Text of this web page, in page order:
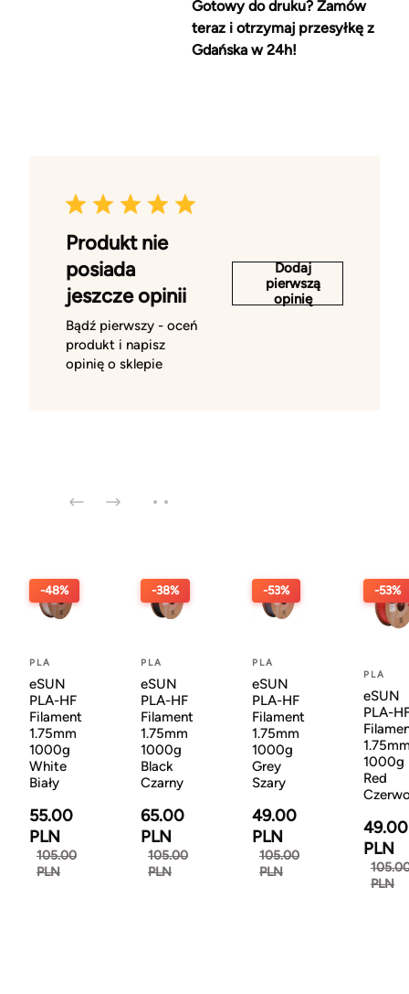
Gotowy do druku? Zamów
teraz i otrzymaj przesyłkę z
Gdańska w 24h!
Produkt nie
posiada
jeszcze opinii
Bądź pierwszy - oceń
produkt i napisz
opinię o sklepie
Dodaj
pierwszą
opinię
-48%
PLA
eSUN
PLA-HF
Filament
1.75mm
1000g
White
Biały
55.00
PLN
105.00
PLN
-38%
PLA
eSUN
PLA-HF
Filament
1.75mm
1000g
Black
Czarny
65.00
PLN
105.00
PLN
-53%
PLA
eSUN
PLA-HF
Filament
1.75mm
1000g
Grey
Szary
49.00
PLN
105.00
PLN
-53%
PLA
eSUN
PLA-
1000g
Red
49.00
PLN
PLN